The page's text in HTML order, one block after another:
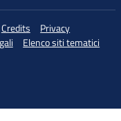
Credits
Privacy
Elenco siti tematici